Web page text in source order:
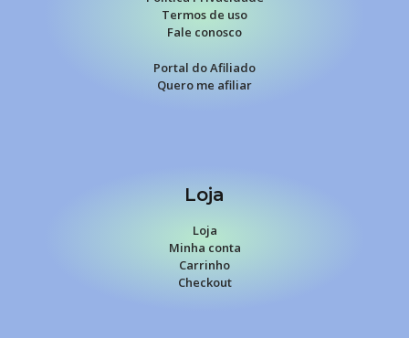
Termos de uso
Fale conosco
Portal do Afiliado
Quero me afiliar
Loja
Loja
Minha conta
Carrinho
Checkout